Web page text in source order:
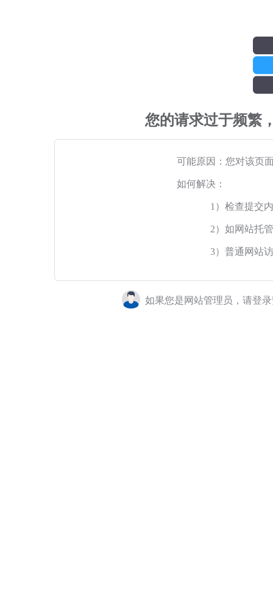
您的请求过于频繁
可能原因：您对该页
如何解决：
1）检查提交
2）如网站托
3）普通网站
如果您是网站管理员，请登